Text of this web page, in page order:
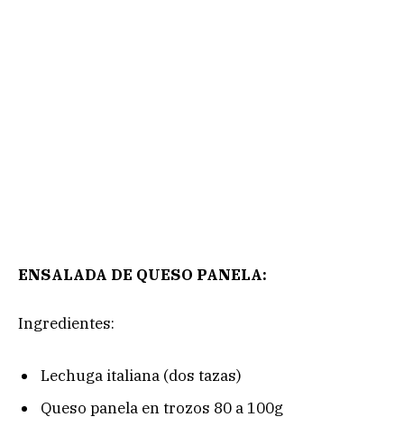
ENSALADA DE QUESO PANELA:
Ingredientes:
Lechuga italiana (dos tazas)
Queso panela en trozos 80 a 100g